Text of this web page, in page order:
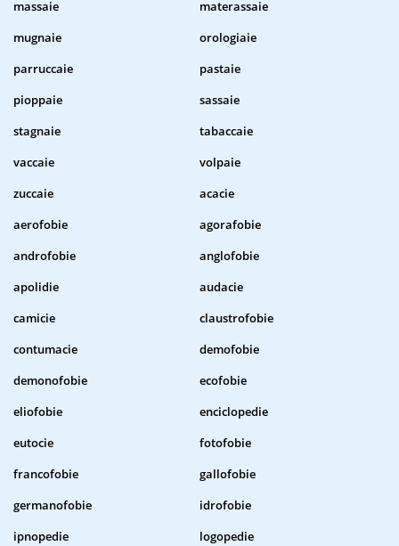
massaie
materassaie
mugnaie
orologiaie
parruccaie
pastaie
pioppaie
sassaie
stagnaie
tabaccaie
vaccaie
volpaie
zuccaie
acacie
aerofobie
agorafobie
androfobie
anglofobie
apolidie
audacie
camicie
claustrofobie
contumacie
demofobie
demonofobie
ecofobie
eliofobie
enciclopedie
eutocie
fotofobie
francofobie
gallofobie
germanofobie
idrofobie
ipnopedie
logopedie